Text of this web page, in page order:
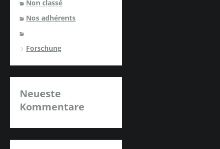
Non classé
Nos adhérents
Forschung
Neueste
Kommentare